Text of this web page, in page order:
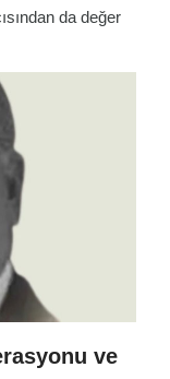
da değer
ve